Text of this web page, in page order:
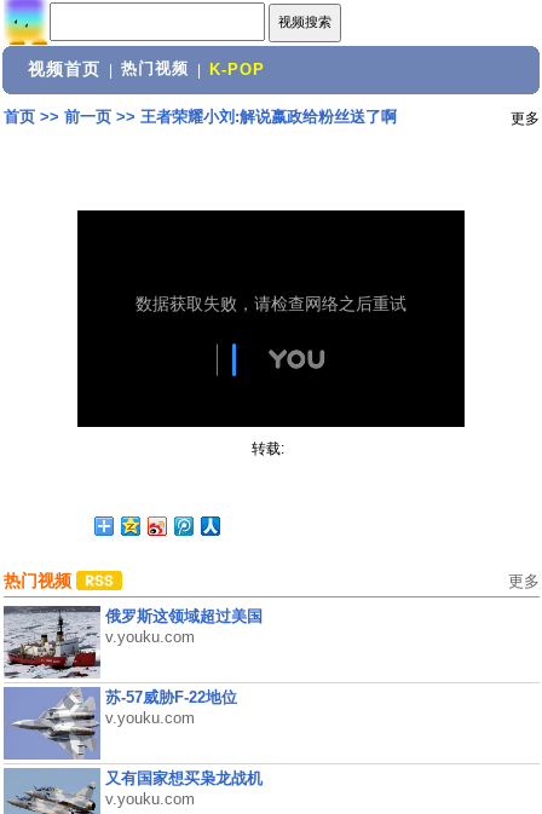
视频首页 热门视频 K-POP
首页>> 前一页>> 王者荣耀小刘:解说嬴政给粉丝送了啊 更多
转载:
热门视频 更多
俄罗斯这领域超过美国
v.youku.com
苏-57威胁F-22地位
v.youku.com
又有国家想买枭龙战机
v.youku.com